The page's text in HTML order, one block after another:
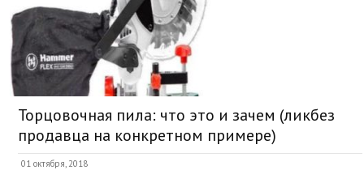
Торцовочная пила: что это и зачем (ликбез
продавца на конкретном примере)
01 октября, 2018